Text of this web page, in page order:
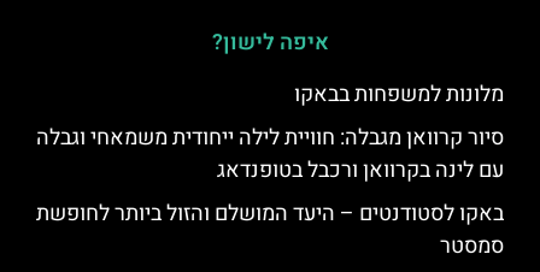
איפה לישון?
מלונות למשפחות בבאקו
סיור קרוואן מגבלה: חוויית לילה ייחודית משמאחי וגבלה
עם לינה בקרוואן ורכבל בטופנדאג
באקו לסטודנטים – היעד המושלם והזול ביותר לחופשת
סמסטר